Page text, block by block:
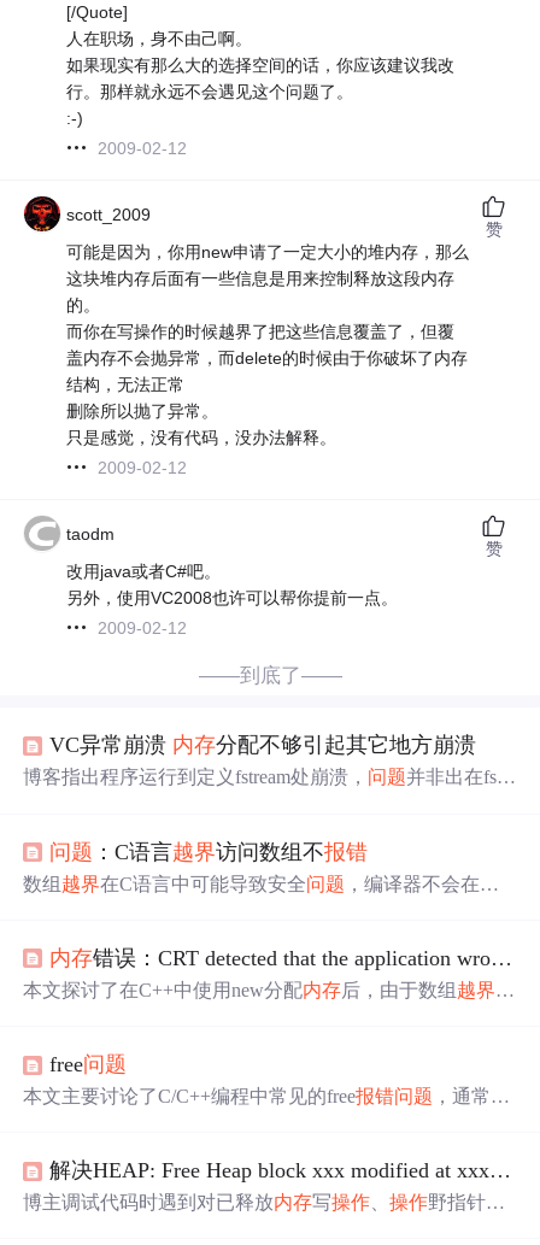
[/Quote]
人在职场，身不由己啊。
如果现实有那么大的选择空间的话，你应该建议我改
行。那样就永远不会遇见这个问题了。
:-)
2009-02-12
scott_2009
可能是因为，你用new申请了一定大小的堆内存，那么
这块堆内存后面有一些信息是用来控制释放这段内存
的。
而你在写操作的时候越界了把这些信息覆盖了，但覆
盖内存不会抛异常，而delete的时候由于你破坏了内存
结构，无法正常
删除所以抛了异常。
只是感觉，没有代码，没办法解释。
2009-02-12
赞
taodm
改用java或者C#吧。
另外，使用VC2008也许可以帮你提前一点。
2009-02-12
赞
——到底了——
VC异常崩溃 内存分配不够引起其它地方崩溃
博客指出程序运行到定义fstream处崩溃， 问题并非出在fstre
问题 ：C语言越界访问数组不报错
数组 越界在C语言中可能导致安全问题 ，编译器不会在所
GCC4.8.1版本下，Ubuntu12.04系统上，越界操作也不会报
错，强调了这个问题的隐患。,
内存错误：CRT detected that the application wrote to memory after end of heap buffer
本文探讨了在C++中使用new分配内存后，由于数组 越界操
free问题
本文主要讨论了C/C++编程中常见的free报错问题 ，通常这
配的内存大小，则会导致越界，并在释放内存时引发错
误。
解决HEAP: Free Heap block xxx modified at xxx after it was freed
博主调试代码时遇到对已释放内存写操作 、操作野指针问